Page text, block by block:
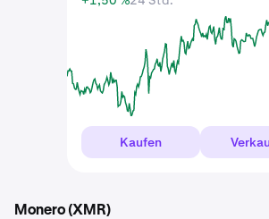
Kaufen
Monero (XMR)